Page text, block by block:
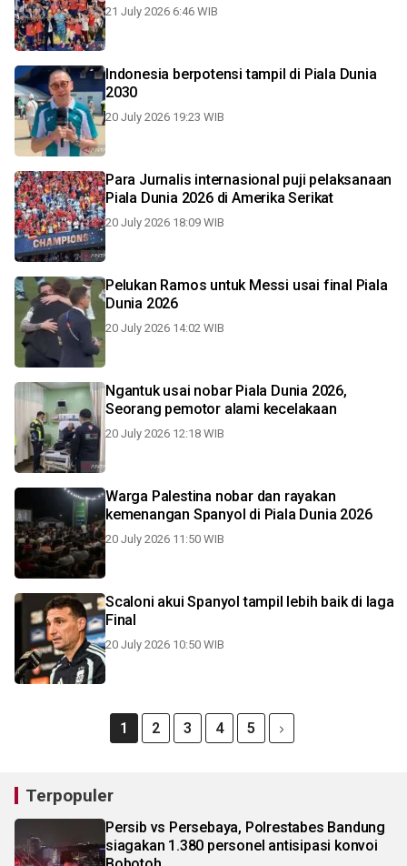
21 July 2026 6:46 WIB
Indonesia berpotensi tampil di Piala Dunia
2030
20 July 2026 19:23 WIB
Para Jurnalis internasional puji pelaksanaan
Piala Dunia 2026 di Amerika Serikat
20 July 2026 18:09 WIB
Pelukan Ramos untuk Messi usai final Piala
Dunia 2026
20 July 2026 14:02 WIB
Ngantuk usai nobar Piala Dunia 2026,
Seorang pemotor alami kecelakaan
20 July 2026 12:18 WIB
Warga Palestina nobar dan rayakan
kemenangan Spanyol di Piala Dunia 2026
20 July 2026 11:50 WIB
Scaloni akui Spanyol tampil lebih baik di laga
Final
20 July 2026 10:50 WIB
1 2 3 4 5
Terpopuler
Persib vs Persebaya, Polrestabes Bandung
siagakan 1.380 personel antisipasi konvoi